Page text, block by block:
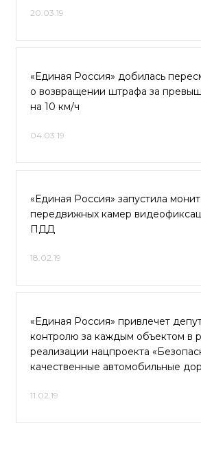
20.03.19
«Единая Россия» добилась
о возвращении штрафа за
на 10 км/ч
04.03.19
«Единая Россия» запустила
передвижных камер
ПДД
18.02.19
«Единая Россия» привлечет
контролю за каждым объектом в
реализации нацпроекта
качественные автомобильные
11.02.19